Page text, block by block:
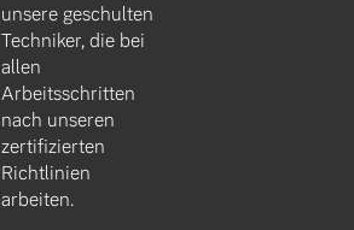
unsere geschulten
Techniker, die bei
allen
Arbeitsschritten
nach unseren
zertifizierten
Richtlinien
arbeiten.